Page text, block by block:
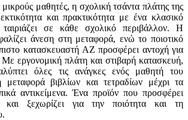
μικρούς μαθητές, η σχολική τσάντα πλάτης της
και πρακτικότητα με ένα κλασικό
σε κάθε σχολικό περιβάλλον. Η
άνεση στη μεταφορά, ενώ το ποιοτικό
κατασκευαστή AZ προσφέρει αντοχή για
εργονομική πλάτη και στιβαρή κατασκευή,
όλες τις ανάγκες ενός μαθητή του
βιβλίων και τετραδίων μέχρι τα
αντικείμενα. Ένα προϊόν που προσφέρει
και ξεχωρίζει για την ποιότητα και τη